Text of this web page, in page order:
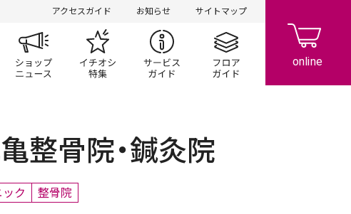
アクセスガイド お知らせ サイトマップ
ンペーン
ショップ一覧 ショップニュースイチオシ特集 サービスガイドフロアガイド
整骨院・鍼灸院
ック 整骨院